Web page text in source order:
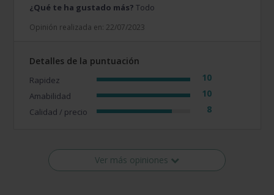
¿Qué te ha gustado más? Todo
Opinión realizada en: 22/07/2023
Detalles de la puntuación
Rapidez 10
Amabilidad 10
Calidad / precio 8
Ver más opiniones